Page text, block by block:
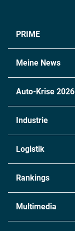
PRIME
Meine News
Auto-Krise 2026
Industrie
Chemie
Metall
Energie
Logistik
Rankings
Multimedia